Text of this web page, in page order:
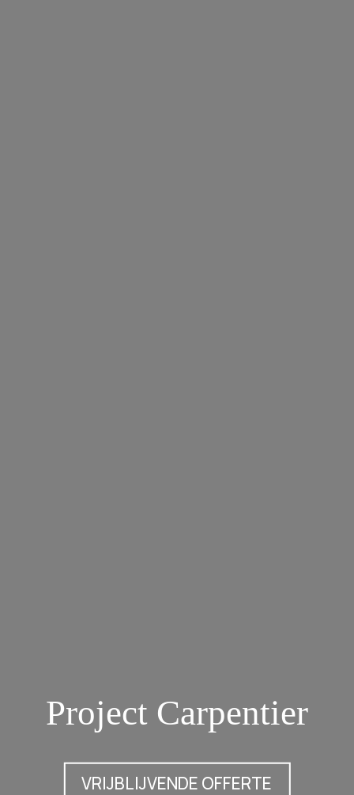
Project Carpentier
VRIJBLIJVENDE OFFERTE